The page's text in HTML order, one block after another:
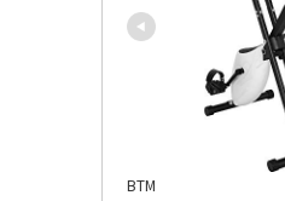
BTM